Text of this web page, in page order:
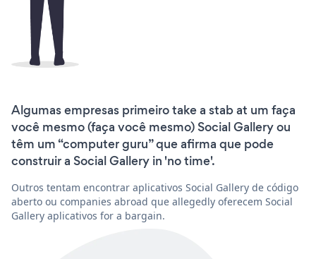
Algumas empresas primeiro take a stab at um faça
você mesmo (faça você mesmo) Social Gallery ou
têm um “computer guru” que afirma que pode
construir a Social Gallery in 'no time'.
Outros tentam encontrar aplicativos Social Gallery de código
aberto ou companies abroad que allegedly oferecem Social
Gallery aplicativos for a bargain.